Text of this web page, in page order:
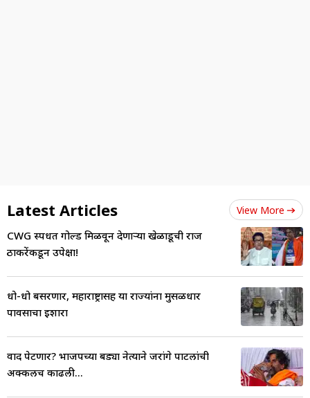
Latest Articles View More
CWG स्पर्धेत गोल्ड मिळवून देणाऱ्या खेळाडूची राज
ठाकरेंकडून उपेक्षा!
धो-धो बसरणार, महाराष्ट्रासह या राज्यांना मुसळधार
पावसाचा इशारा
वाद पेटणार? भाजपच्या बड्या नेत्याने जरांगे पाटलांची
अक्कलच काढली...